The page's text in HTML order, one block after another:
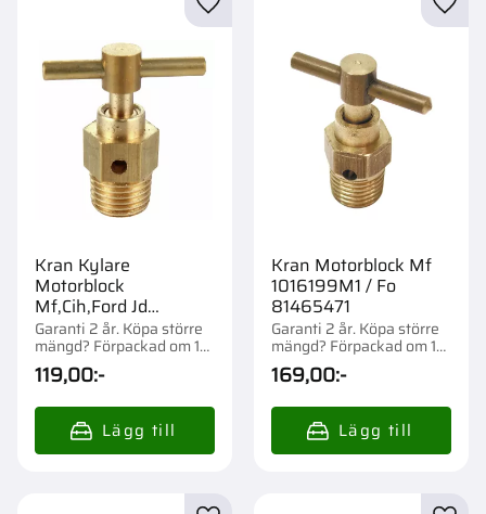
Kran Kylare
Motorblock
Mf,Cih,Ford Jd
1851764M1
Garanti 2 år. Köpa större
mängd? Förpackad om 1
st.
119,00:-
Lägg till i favoriter
Kran Motorblock Mf
1016199M1 / Fo
81465471
Garanti 2 år. Köpa större
mängd? Förpackad om 1
st.
169,00:-